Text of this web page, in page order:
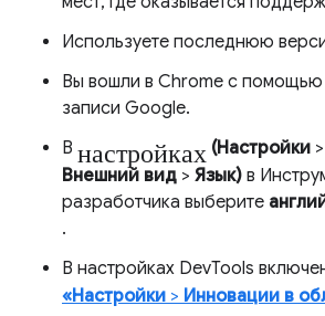
Используете последнюю
Вы вошли в Chrome с помощью
записи Google.
В настройках (Настройки >
Внешний вид > Язык) в
разработчика выберите
.
В настройках DevTools
«Настройки > Инновации в